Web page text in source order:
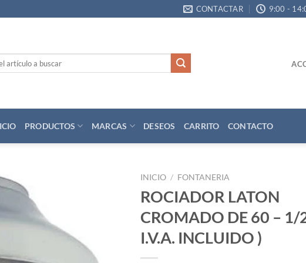
CONTACTAR 9:00 -
PRODUCTOS MARCAS DESEOS CARRITO CONTACTO
deseos
INICIO / FONTANERIA
ROCIADOR LATON
CROMADO DE 60 – 1/
I.V.A. INCLUIDO )